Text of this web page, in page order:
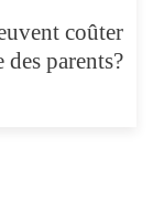
coûter
parents?